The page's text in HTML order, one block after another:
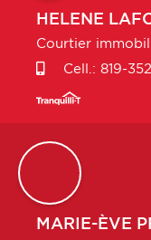
HELENE
Courtier
Cell.: 819-
MARIE-ÈVE